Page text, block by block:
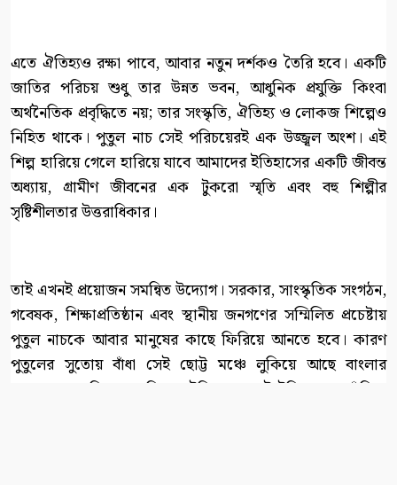
এতে ঐতিহ্যও রক্ষা পাবে, আবার নতুন দর্শকও তৈরি হবে। একটি
জাতির পরিচয় শুধু তার উন্নত ভবন, আধুনিক প্রযুক্তি কিংবা
অর্থনৈতিক প্রবৃদ্ধিতে নয়; তার সংস্কৃতি, ঐতিহ্য ও লোকজ শিল্পেও
নিহিত থাকে। পুতুল নাচ সেই পরিচয়েরই এক উজ্জ্বল অংশ। এই
শিল্প হারিয়ে গেলে হারিয়ে যাবে আমাদের ইতিহাসের একটি জীবন্ত
অধ্যায়, গ্রামীণ জীবনের এক টুকরো স্মৃতি এবং বহু শিল্পীর
সৃষ্টিশীলতার উত্তরাধিকার।
তাই এখনই প্রয়োজন সমন্বিত উদ্যোগ। সরকার, সাংস্কৃতিক সংগঠন,
গবেষক, শিক্ষাপ্রতিষ্ঠান এবং স্থানীয় জনগণের সম্মিলিত প্রচেষ্টায়
পুতুল নাচকে আবার মানুষের কাছে ফিরিয়ে আনতে হবে। কারণ
পুতুলের সুতোয় বাঁধা সেই ছোট্ট মঞ্চে লুকিয়ে আছে বাংলার
লোকজ সংস্কৃতির এক বিশাল ইতিহাস। সেই ইতিহাসকে বাঁচিয়ে